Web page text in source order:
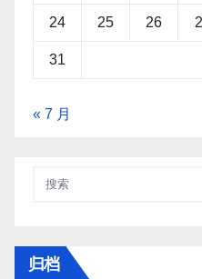
24 25 26
31
« 7 月
归档